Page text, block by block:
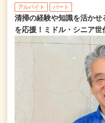
アルバイト パート
清掃の経験や知識を活か
を応援！ミドル・シニア世